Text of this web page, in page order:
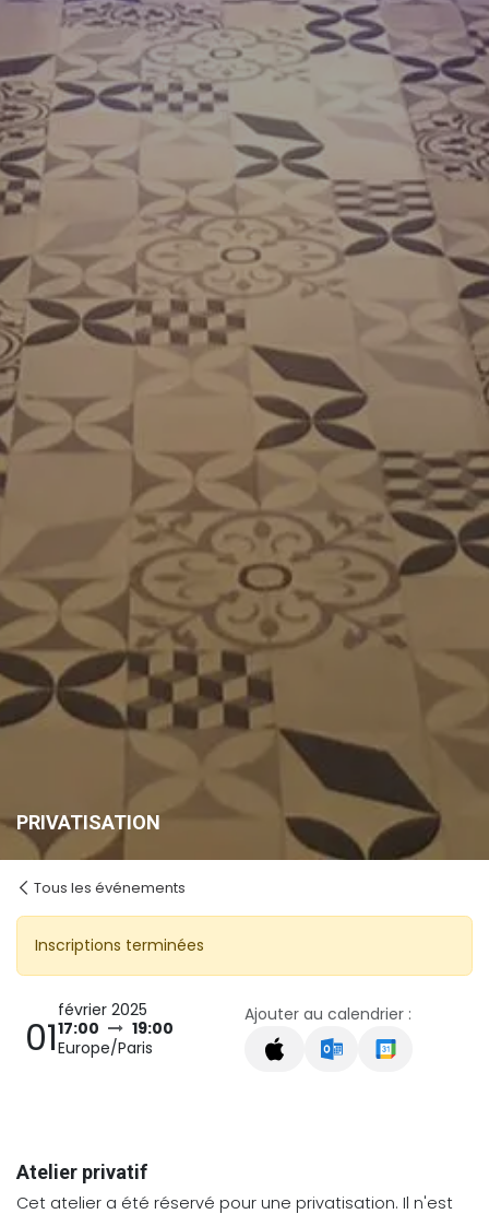
PRIVATISATION
Tous les événements
Inscriptions terminées
01
février 2025
17:00
19:00
Europe/Paris
Ajouter au calendrier :
Atelier privatif
Cet atelier a été réservé pour une privatisation. Il n'est